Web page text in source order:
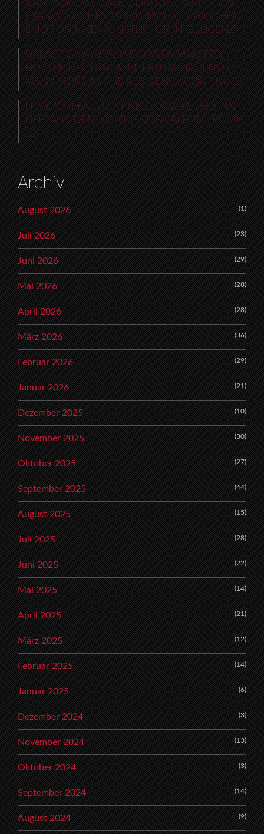
ILAN MOREAU: „UNE DERNIÈRE NUIT“ – EIN
FRANZÖSISCHES MUSIKPROJEKT ZWISCHEN
EMOTION UND KÜNSTLICHER INTELLIGENZ
GALACTICA MALTA: INDORA PAGANOTTO,
HOLY PRIEST, FANTASM, FATIMA HAJJI AND
MANY MORE AS THE RESIDENCY CONTINUES
LP VERÖFFENTLICHT NEUE SINGLE „BEST IN
LIFE“ AUS DEM KOMMENDEN ALBUM „ROOM
12“
Archiv
August 2026 (1)
Juli 2026 (23)
Juni 2026 (29)
Mai 2026 (28)
April 2026 (28)
März 2026 (36)
Februar 2026 (29)
Januar 2026 (21)
Dezember 2025 (10)
November 2025 (30)
Oktober 2025 (27)
September 2025 (44)
August 2025 (15)
Juli 2025 (28)
Juni 2025 (22)
Mai 2025 (14)
April 2025 (21)
März 2025 (12)
Februar 2025 (14)
Januar 2025 (6)
Dezember 2024 (3)
November 2024 (13)
Oktober 2024 (3)
September 2024 (14)
August 2024 (9)